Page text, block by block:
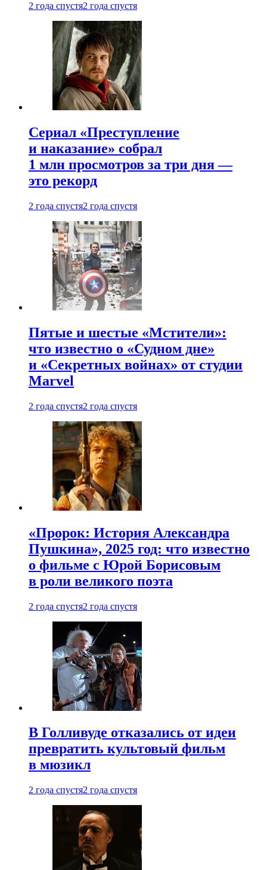
2 года спустя2 года спустя
Сериал «Преступление
и наказание» собрал
1 млн просмотров за три дня —
это рекорд
2 года спустя2 года спустя
Пятые и шестые «Мстители»:
что известно о «Судном дне»
и «Секретных войнах» от студии
Marvel
2 года спустя2 года спустя
«Пророк: История Александра
Пушкина», 2025 год: что известно
о фильме с Юрой Борисовым
в роли великого поэта
2 года спустя2 года спустя
В Голливуде отказались от идеи
превратить культовый фильм
в мюзикл
2 года спустя2 года спустя